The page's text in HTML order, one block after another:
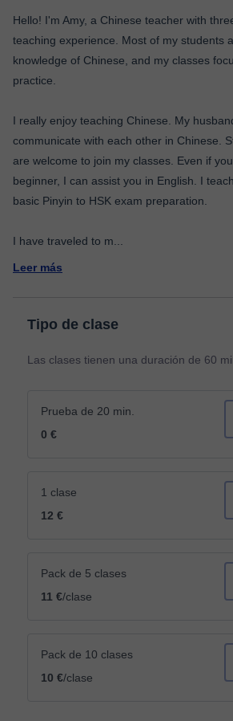
Hello! I'm Amy, a Chinese teacher with
teaching experience. Most of my students
knowledge of Chinese, and my classes
practice.
I really enjoy teaching Chinese. My
communicate with each other in Chinese.
are welcome to join my classes. Even if
beginner, I can assist you in English. I
basic Pinyin to HSK exam preparation.
I have traveled to m
Leer más
Tipo de clase
Las clases tienen una duración de 60
Prueba de 20 min.
0 €
1 clase
12 €
Pack de 5 clases
11 €/clase
Pack de 10 clases
10 €/clase